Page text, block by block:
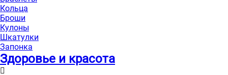
Кольца
Броши
Кулоны
Шкатулки
Запонка
Здоровье и красота